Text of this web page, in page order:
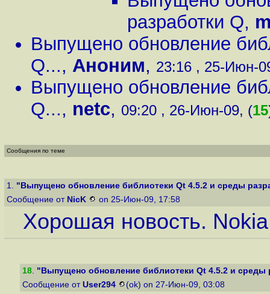
разработки Q,
Выпущено обновление
Q..., Аноним, 23:16 , 25-Июн-
Выпущено обновление
Q..., netc, 09:20 , 26-Июн-09, (15
Сообщения по теме
1. "Выпущено обновление библиотеки Qt 4.5.2 и среды
Сообщение от NicK on 25-Июн-09, 17:58
Хорошая новость.
18. "Выпущено обновление библиотеки Qt 4.5.2 и среды
Сообщение от User294 (ok) on 27-Июн-09, 03:08